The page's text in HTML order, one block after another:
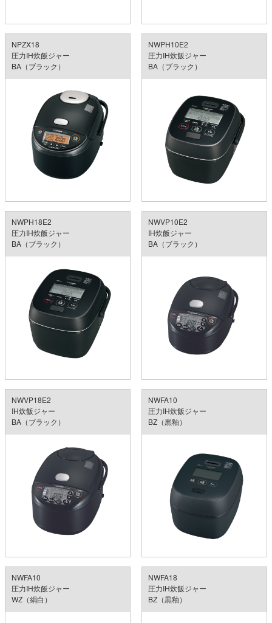
NPZX18
圧力IH炊飯ジャー
BA（ブラック）
NWPH10E2
圧力IH炊飯ジャー
BA（ブラック）
NWPH18E2
圧力IH炊飯ジャー
BA（ブラック）
NWVP10E2
IH炊飯ジャー
BA（ブラック）
NWVP18E2
IH炊飯ジャー
BA（ブラック）
NWFA10
圧力IH炊飯ジャー
BZ（黒釉）
NWFA10
圧力IH炊飯ジャー
WZ（絹白）
NWFA18
圧力IH炊飯ジャー
BZ（黒釉）